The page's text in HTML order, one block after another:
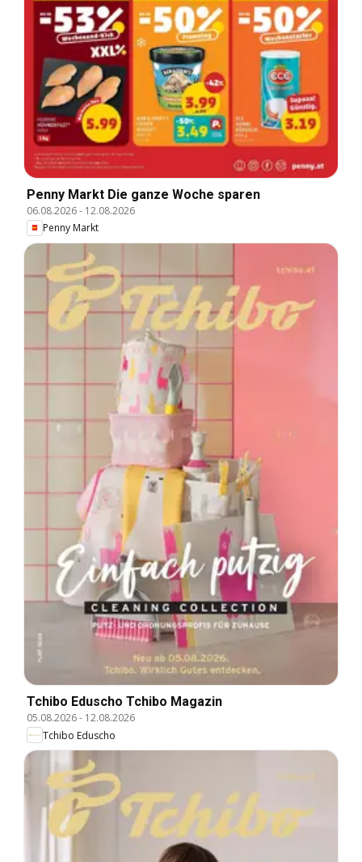
Penny Markt Die ganze Woche sparen
06.08.2026- 12.08.2026
Penny Markt
Tchibo Eduscho Tchibo Magazin
05.08.2026- 12.08.2026
Tchibo Eduscho